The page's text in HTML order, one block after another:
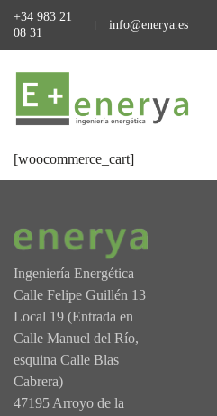
+34 983 21
08 31
info@enerya.es
[woocommerce_cart]
Ingeniería Energética
Calle Felipe Guillén 13
Local 19 (Entrada en
Calle Manuel del Río,
esquina Calle Blas
Cabrera)
47195 Arroyo de la